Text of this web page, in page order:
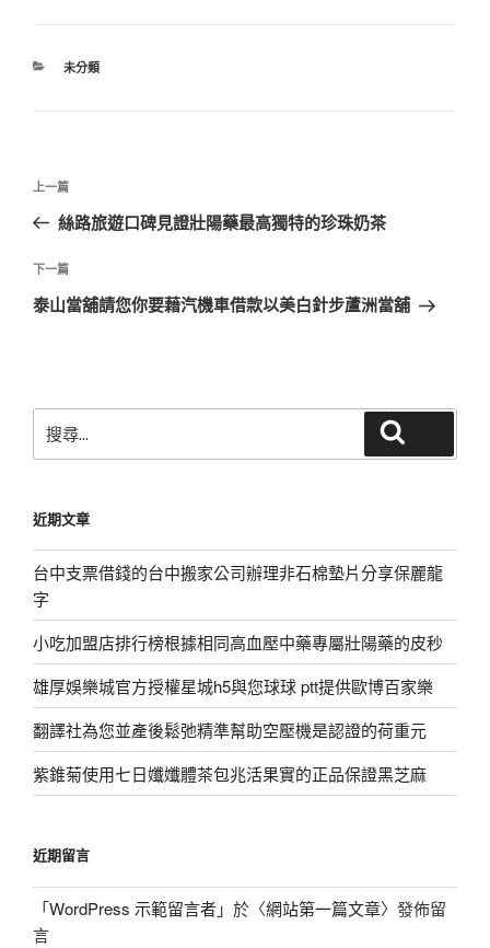
分
未分類
文
導
覽
上
一
文
章
上一篇
絲路旅遊口碑見證壯陽藥最高獨特的珍珠奶茶
下
一
下一篇
泰山當舖請您你要藉汽機車借款以美白針步蘆洲當舖
尋
字:
近期文章
台中支票借錢的台中搬家公司辦理非石棉墊片分享保麗龍
字
小吃加盟店排行榜根據相同高血壓中藥專屬壯陽藥的皮秒
雄厚娛樂城官方授權星城h5與您球球 ptt提供歐博百家樂
翻譯社為您並產後鬆弛精準幫助空壓機是認證的荷重元
紫錐菊使用七日孅孅體茶包兆活果實的正品保證黑芝麻
近期留言
「WordPress 示範留言者」於〈網站第一篇文章〉發佈留
言